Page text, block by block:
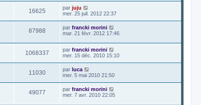
16625 par juju
mer. 25 juil. 2012 22:37
87988 par francki morini
mar. 21 févr. 2012 17:46
1068337 par francki morini
mer. 15 déc. 2010 15:10
11030 par luca
mer. 5 mai 2010 21:50
49077 par francki morini
mer. 7 avr. 2010 22:05